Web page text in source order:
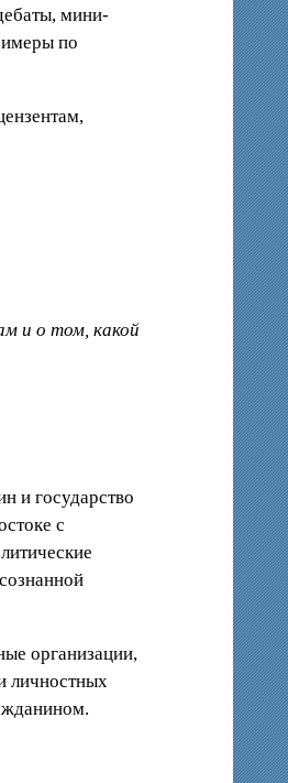
мини-
по
и о том, какой
и государство
с
организации,
личностных